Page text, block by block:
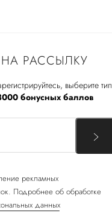
РАССЫЛКУ
выберите тип
бонусных баллов
рекламных
Подробнее об обработке
данных